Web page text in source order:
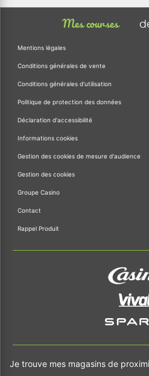
Mes courses
Mentions légales
Conditions générales de vente
Conditions générales d'utilisation
Politique de protection des données
Déclaration d'accessibilité
Informations cookies
Gestion des cookies de mesure d'audience
Gestion des cookies
Groupe Casino
Contact
Rappel Produit
Je trouve mes magasins de